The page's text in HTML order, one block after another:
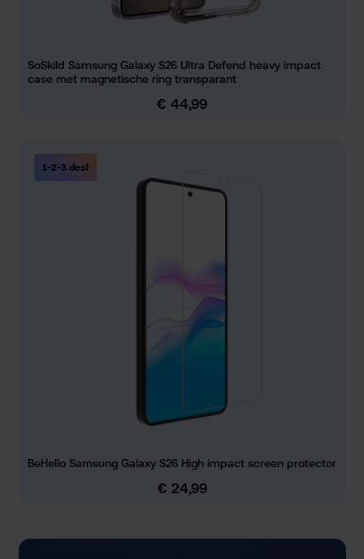
SoSkild Samsung Galaxy S26 Ultra Defend heavy impact
case met magnetische ring transparant
Normale prijs:
€ 44,99
1-2-3 deal
BeHello Samsung Galaxy S26 High impact screen protector
Normale prijs:
€ 24,99